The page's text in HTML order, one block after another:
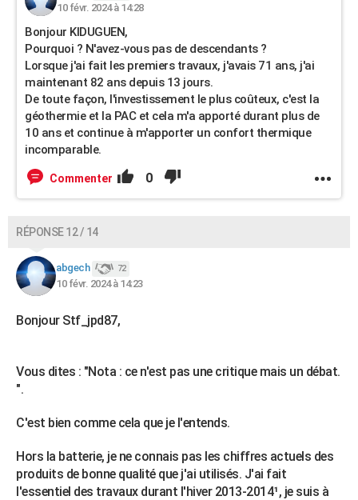
10 févr. 2024 à 14:28
Bonjour KIDUGUEN,
Pourquoi ? N'avez-vous pas de descendants ?
Lorsque j'ai fait les premiers travaux, j'avais 71 ans, j'ai
maintenant 82 ans depuis 13 jours.
De toute façon, l'investissement le plus coûteux, c'est la
géothermie et la PAC et cela m'a apporté durant plus de
10 ans et continue à m'apporter un confort thermique
incomparable.
Commenter 0
RÉPONSE 12 / 14
abgech 72
10 févr. 2024 à 14:23
Bonjour Stf_jpd87,
Vous dites : "Nota : ce n'est pas une critique mais un débat.
".
C'est bien comme cela que je l'entends.
Hors la batterie, je ne connais pas les chiffres actuels des
produits de bonne qualité que j'ai utilisés. J'ai fait
l'essentiel des travaux durant l'hiver 2013-2014¹, je suis à